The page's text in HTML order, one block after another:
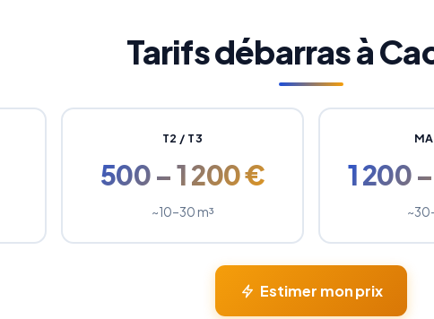
Tarifs débarras à
T2 / T3
500 – 1 200 €
~10–30 m³
1 200
Estimer mon prix